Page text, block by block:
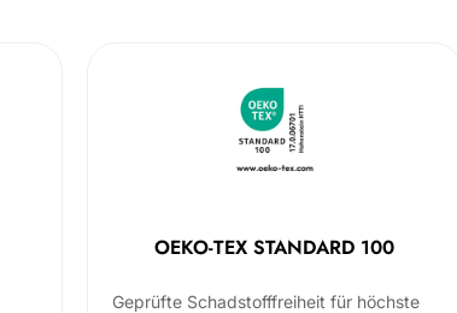
OEKO-TEX STANDARD 100
Geprüfte Schadstofffreiheit für höchste